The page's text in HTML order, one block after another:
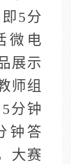
5分
微电
展示
师组
分钟
钟答
大赛